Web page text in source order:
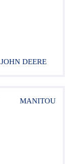
JOHN DEERE